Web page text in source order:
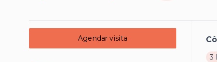
3
Agendar visita